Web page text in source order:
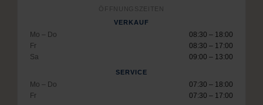
ÖFFNUNGSZEITEN
VERKAUF
Mo – Do
08:30 – 18:00
Fr
08:30 – 17:00
Sa
09:00 – 13:00
SERVICE
Mo – Do
07:30 – 18:00
Fr
07:30 – 17:00